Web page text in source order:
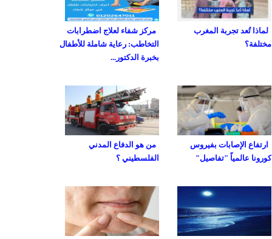
مركز شفاء لعلاج اضطرابات
التخاطب: رعاية شاملة للأطفال
بخبرة الدكتور...
لماذا تُعد تجربة المغرب
مختلفة؟
من هو الدفاع المدني
الفلسطيني ؟
ارتفاع الإصابات بفيروس
كورونا عالمياً "تفاصيل"